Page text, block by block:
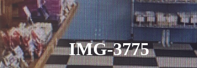
IMG-3775